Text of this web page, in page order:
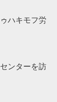
ハキモフ労
ンターを訪